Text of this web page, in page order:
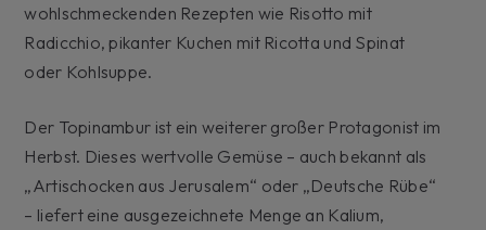
wohlschmeckenden Rezepten wie Risotto mit
Radicchio, pikanter Kuchen mit Ricotta und Spinat
oder Kohlsuppe.
Der Topinambur ist ein weiterer großer Protagonist im
Herbst. Dieses wertvolle Gemüse – auch bekannt als
„Artischocken aus Jerusalem“ oder „Deutsche Rübe“
– liefert eine ausgezeichnete Menge an Kalium,